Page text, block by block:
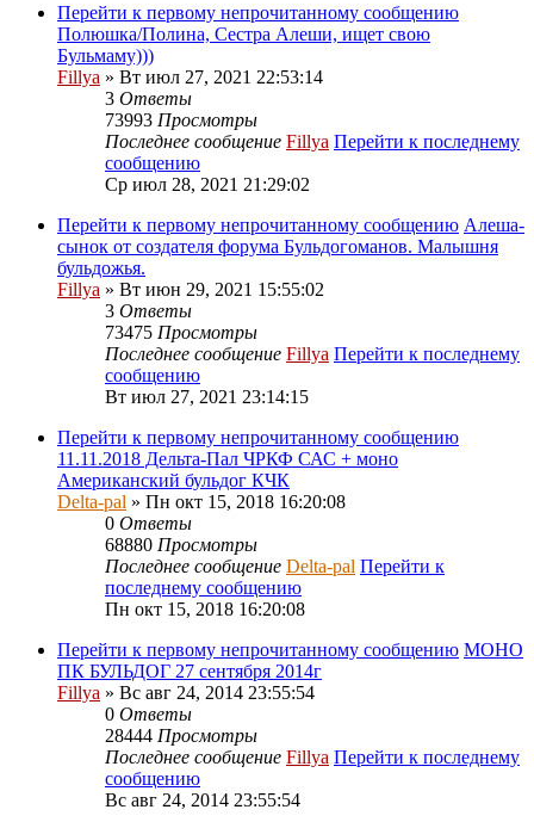
Перейти к первому непрочитанному сообщению
Полюшка/Полина, Сестра Алеши, ищет свою
Бульмаму)))
Fillya » Вт июл 27, 2021 22:53:14
3 Ответы
73993 Просмотры
Последнее сообщение Fillya Перейти к последнему
сообщению
Ср июл 28, 2021 21:29:02
Перейти к первому непрочитанному сообщению Алеша-
сынок от создателя форума Бульдогоманов. Малышня
бульдожья.
Fillya » Вт июн 29, 2021 15:55:02
3 Ответы
73475 Просмотры
Последнее сообщение Fillya Перейти к последнему
сообщению
Вт июл 27, 2021 23:14:15
Перейти к первому непрочитанному сообщению
11.11.2018 Дельта-Пал ЧРКФ САС + моно
Американский бульдог КЧК
Delta-pal » Пн окт 15, 2018 16:20:08
0 Ответы
68880 Просмотры
Последнее сообщение Delta-pal Перейти к
последнему сообщению
Пн окт 15, 2018 16:20:08
Перейти к первому непрочитанному сообщению МОНО
ПК БУЛЬДОГ 27 сентября 2014г
Fillya » Вс авг 24, 2014 23:55:54
0 Ответы
28444 Просмотры
Последнее сообщение Fillya Перейти к последнему
сообщению
Вс авг 24, 2014 23:55:54